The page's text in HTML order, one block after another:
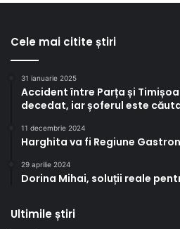
Cele mai citite știri
31 ianuarie 2025
Accident între Parța și
decedat, iar șoferul este
11 decembrie 2024
Harghita va fi Regiune
29 aprilie 2024
Dorina Mihai, soluții reale
Ultimile știri